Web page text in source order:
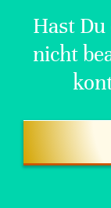
Hast
nicht